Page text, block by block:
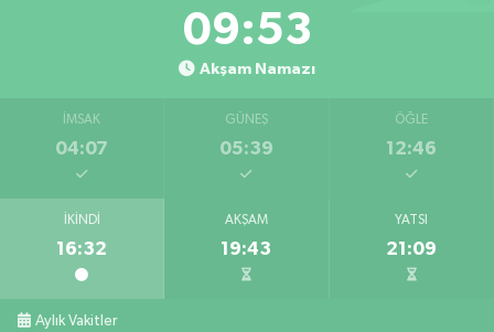
09:52
Akşam Namazı
İMSAK
04:07
GÜNEŞ
05:39
ÖĞLE
12:46
İKINDI
16:32
AKŞAM
19:43
YATSI
21:09
Aylık Vakitler